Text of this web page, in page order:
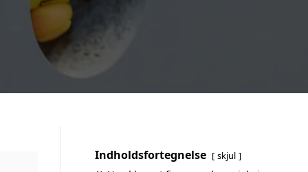
Indholdsfortegnelse skjul